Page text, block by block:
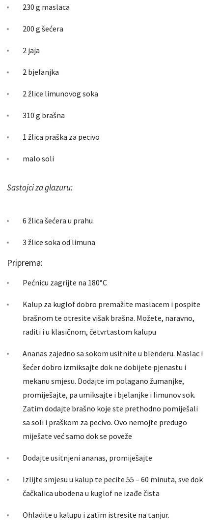
230 g maslaca
200 g šećera
2 jaja
2 bjelanjka
2 žlice limunovog soka
310 g brašna
1 žlica praška za pecivo
malo soli
Sastojci za glazuru:
6 žlica šećera u prahu
3 žlice soka od limuna
Priprema:
Pećnicu zagrijte na 180°C
Kalup za kuglof dobro premažite maslacem i pospite
brašnom te otresite višak brašna. Možete, naravno,
raditi i u klasičnom, četvrtastom kalupu
Ananas zajedno sa sokom usitnite u blenderu. Maslac i
šećer dobro izmiksajte dok ne dobijete pjenastu i
mekanu smjesu. Dodajte im polagano žumanjke,
promiješajte, pa umiksajte i bjelanjke i limunov sok.
Zatim dodajte brašno koje ste prethodno pomiješali
sa soli i praškom za pecivo. Ovo nemojte predugo
miješate već samo dok se poveže
Dodajte usitnjeni ananas, promiješajte
Izlijte smjesu u kalup te pecite 55 – 60 minuta, sve dok
čačkalica ubodena u kuglof ne izađe čista
Ohladite u kalupu i zatim istresite na tanjur.